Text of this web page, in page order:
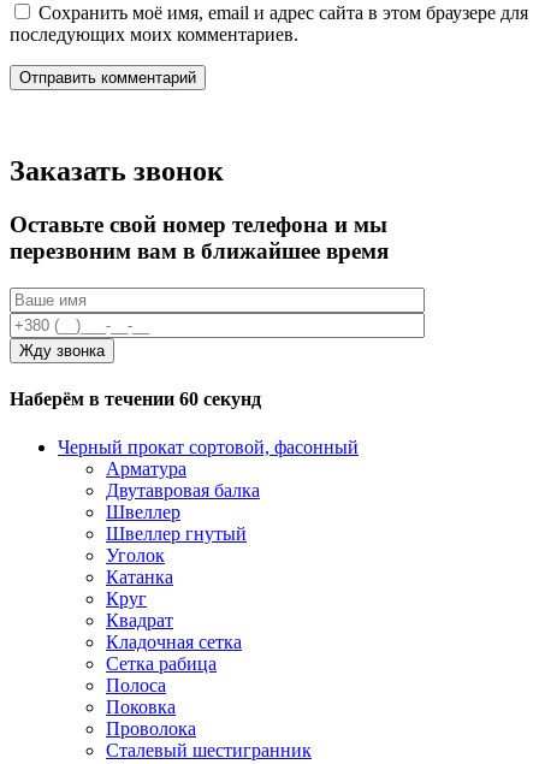
Сохранить моё имя, email и адрес сайта в этом браузере для
последующих моих комментариев.
Заказать звонок
Оставьте свой номер телефона и мы
перезвоним вам в ближайшее время
Наберём в течении 60 секунд
Черный прокат сортовой, фасонный
Арматура
Двутавровая балка
Швеллер
Швеллер гнутый
Уголок
Катанка
Круг
Квадрат
Кладочная сетка
Сетка рабица
Полоса
Поковка
Проволока
Сталевый шестигранник